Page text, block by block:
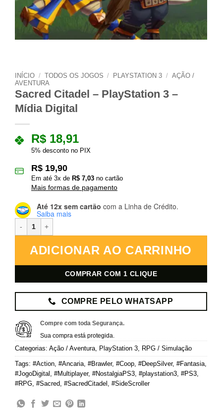
INÍCIO / TODOS OS JOGOS / PLAYSTATION 3 / AÇÃO /
AVENTURA
Sacred Citadel – PlayStation 3 –
Mídia Digital
R$ 18,91
5% desconto no PIX
R$ 19,90
Em até 3x de R$ 7,03 no cartão
Mais formas de pagamento
Até 12x sem cartão com a Linha de Crédito.
Saiba mais
ADICIONAR AO CARRINHO
COMPRAR COM 1 CLIQUE
COMPRE PELO WHATSAPP
Compre com toda Segurança.
Sua compra está protegida.
Categorias: Ação / Aventura PlayStation 3 RPG / Simulação
Tags: #Action #Ancaria #Brawler, #Coop #DeepSilver, #Fantasia
#JogoDigital
#Multiplayer, #NostalgiaPS3 #playstation3 #PS3
#RPG #Sacred #SacredCitadel #SideScroller